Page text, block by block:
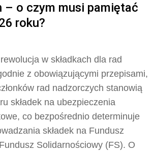
– o czym musi pamiętać
roku?
w składkach dla rad
z obowiązującymi przepisami,
rad nadzorczych stanowią
składek na ubezpieczenia
co bezpośrednio determinuje
składek na Fundusz
Solidarnościowy (FS). O